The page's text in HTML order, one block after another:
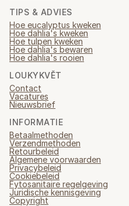
TIPS & ADVIES
Hoe eucalyptus kweken
Hoe dahlia's kweken
Hoe tulpen kweken
Hoe dahlia's bewaren
Hoe dahlia's rooien
LOUKYKVĚT
Contact
Vacatures
Nieuwsbrief
INFORMATIE
Betaalmethoden
Verzendmethoden
Retourbeleid
Algemene voorwaarden
Privacybeleid
Cookiebeleid
Fytosanitaire regelgeving
Juridische kennisgeving
Copyright